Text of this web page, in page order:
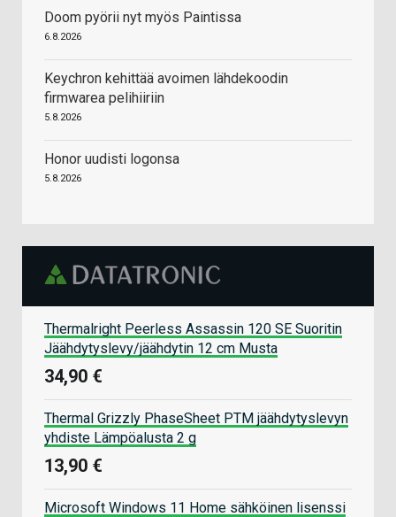
Doom pyörii nyt myös Paintissa
6.8.2026
Keychron kehittää avoimen lähdekoodin
firmwarea pelihiiriin
5.8.2026
Honor uudisti logonsa
5.8.2026
Thermalright Peerless Assassin 120 SE Suoritin
Jäähdytyslevy/jäähdytin 12 cm Musta
34,90 €
Thermal Grizzly PhaseSheet PTM jäähdytyslevyn
yhdiste Lämpöalusta 2 g
13,90 €
Microsoft Windows 11 Home sähköinen lisenssi